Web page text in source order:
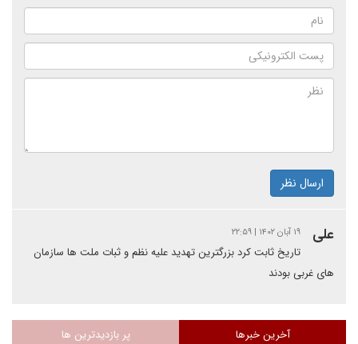
ارسال نظر
علی ۱۹ آبان ۱۴۰۲ | ۲۲:۵۹
تاریخ ثابت کرد بزرگترین تهدید علیه نظم و ثبات ملت ها سازمان
های غربی بودند
آخرین خبرها پر بازدیدترین ها